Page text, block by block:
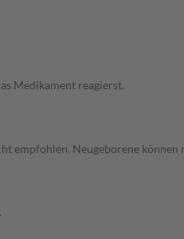
Medikament reagierst.
empfohlen. Neugeborene